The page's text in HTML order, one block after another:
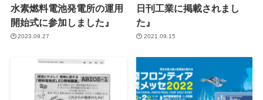
水素燃料電池発電所の運用
開始式に参加しました』
2023.09.27
日刊工業に掲載されまし
た』
2021.09.15